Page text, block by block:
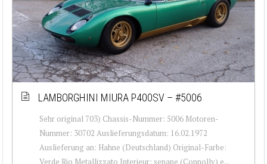
LAMBORGHINI MIURA P400SV – #5006
Sehr original 703) Chassis-Nummer: 5006 Motoren-
Nummer: 30702 Auslieferungsdatum: 16.02.1972
Auslieferung an: Hahne (Deutschland) Original-Farbe:
Verde Rio Metallizzato Interieur: senape (Connolly) e...